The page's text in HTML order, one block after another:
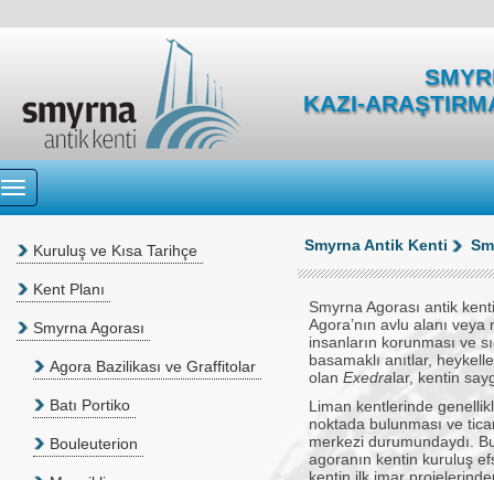
KAZI-
Kuruluş ve Kısa Tarihçe
Kent Planı
Smyrna Agorası
Agora Bazilikası ve Graffitolar
Batı Portiko
Bouleuterion
Smyrna Antik Kenti
Smyrna Agorası antik
Agora’nın avlu alanı
insanların korunması ve
basamaklı anıtlar,
olan Exedralar, kentin
Liman kentlerinde
noktada bulunması ve
merkezi durumundaydı.
agoranın kentin kuruluş